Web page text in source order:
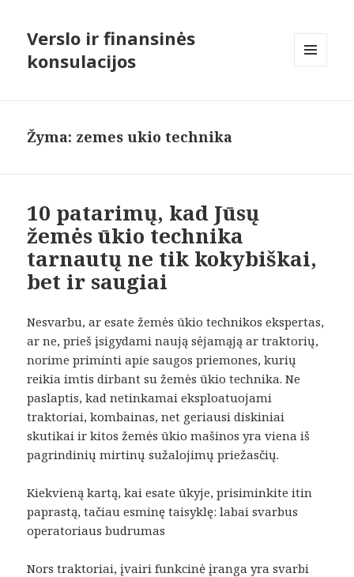
Verslo ir finansinės
konsulacijos
Žyma: zemes ukio technika
10 patarimų, kad Jūsų
žemės ūkio technika
tarnautų ne tik kokybiškai,
bet ir saugiai
Nesvarbu, ar esate žemės ūkio technikos ekspertas,
ar ne, prieš įsigydami naują sėjamąją ar traktorių,
norime priminti apie saugos priemones, kurių
reikia imtis dirbant su žemės ūkio technika. Ne
paslaptis, kad netinkamai eksploatuojami
traktoriai, kombainas, net geriausi diskiniai
skutikai ir kitos žemės ūkio mašinos yra viena iš
pagrindinių mirtinų sužalojimų priežasčių.
Kiekvieną kartą, kai esate ūkyje, prisiminkite itin
paprastą, tačiau esminę taisyklę: labai svarbus
operatoriaus budrumas
Nors traktoriai, įvairi funkcinė įranga yra svarbi